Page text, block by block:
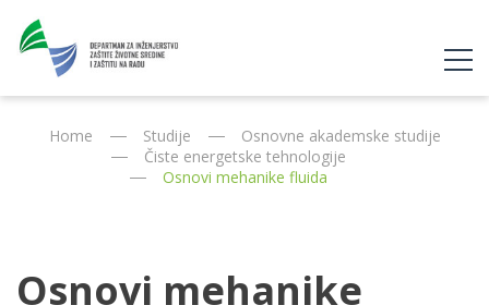
Home Studije
Osnovne akademske studije
Čiste energetske tehnologije
Osnovi mehanike fluida
Osnovi mehanike